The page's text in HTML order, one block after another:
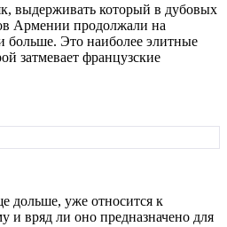
выдерживать который в дубовых
Армении продолжали на
больше. Это наиболее элитные
затмевает французские
дольше, уже относится к
и вряд ли оно предназначено для